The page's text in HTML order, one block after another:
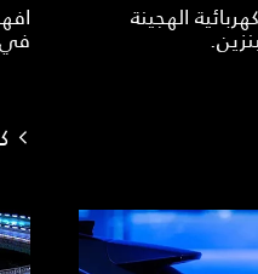
الهجينة
في